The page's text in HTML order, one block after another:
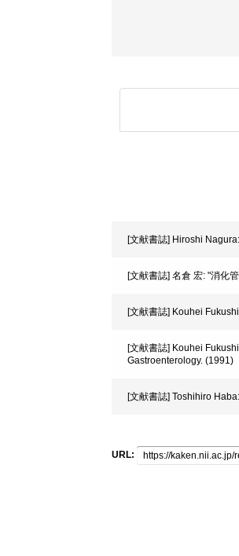
[文献書誌] Hiroshi
[文献書誌] 名倉 宏: "消化
[文献書誌] Kouhei
[文献書誌] Kouhei
Gastroenterology. (1991)
[文献書誌] Toshihiro
URL: